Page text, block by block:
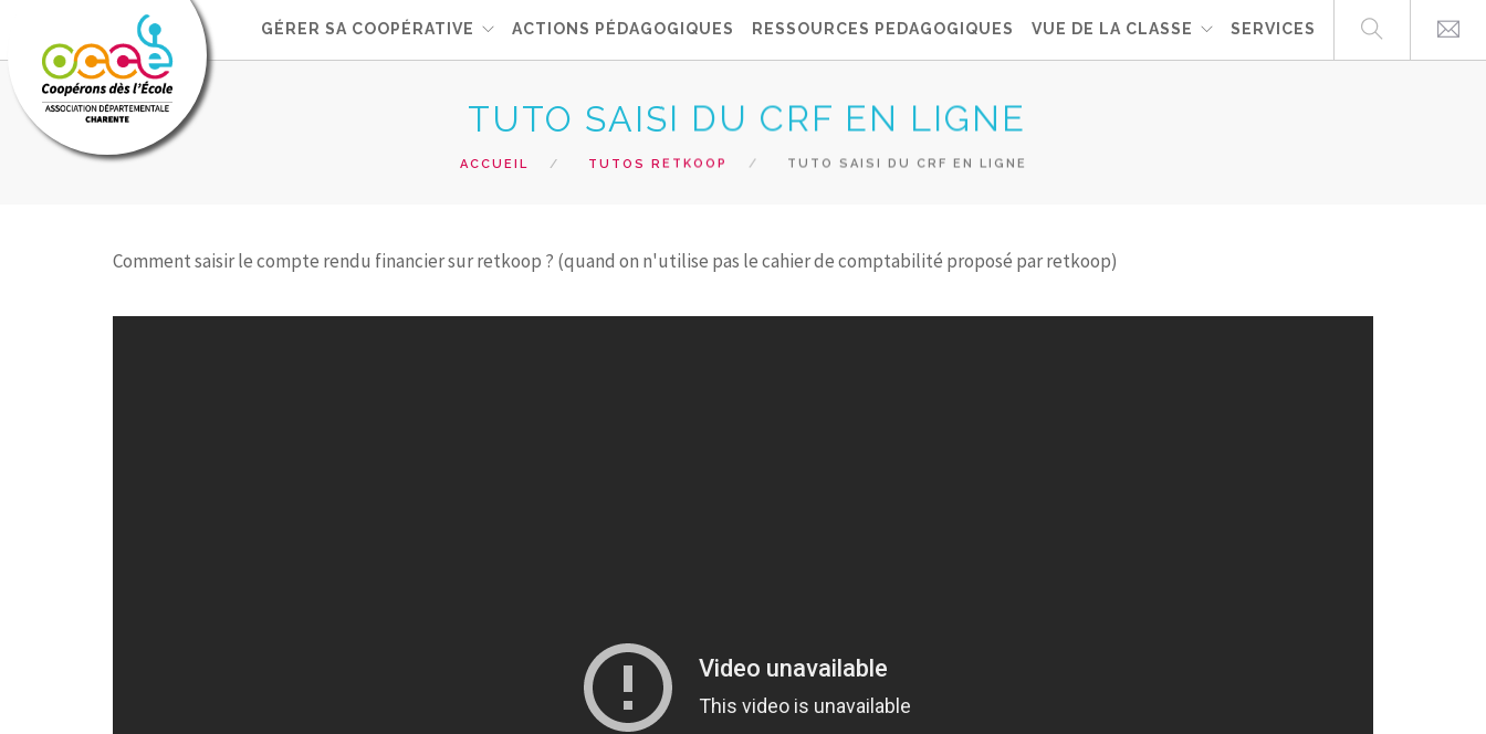
GÉRER SA COOPÉRATIVE ACTIONS PÉDAGOGIQUES RESSOURCES PEDAGOGIQUES VUE DE LA CLASSE SERVICES
TUTO SAISI DU CRF EN LIGNE
ACCUEIL TUTOS RETKOOP TUTO SAISI DU CRF EN LIGNE
Comment saisir le compte rendu financier sur retkoop ? (quand on n'utilise pas le cahier de comptabilité proposé par retkoop)